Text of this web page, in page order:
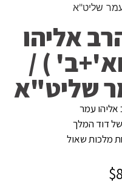
שליט"א
אליהו
) /
שליט"א
דוד המלך
מלכות שאול
$